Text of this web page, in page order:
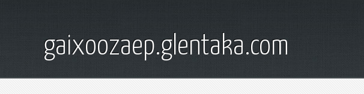
gaixoozaep.glentaka.com